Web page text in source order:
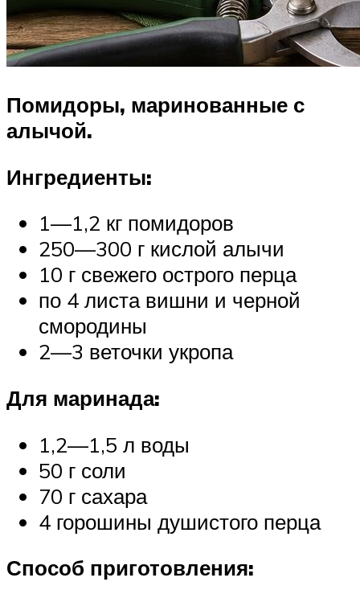
Помидоры, маринованные с
алычой.
Ингредиенты:
1—1,2 кг помидоров
250—300 г кислой алычи
10 г свежего острого перца
по 4 листа вишни и черной
смородины
2—3 веточки укропа
Для маринада:
1,2—1,5 л воды
50 г соли
70 г сахара
4 горошины душистого перца
Способ приготовления: